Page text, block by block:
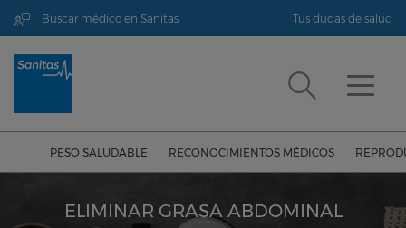
Buscar médico en Sanitas Tus dudas de salud
PESO SALUDABLE RECONOCIMIENTOS MÉDICOS
ELIMINAR GRASA ABDOMINAL